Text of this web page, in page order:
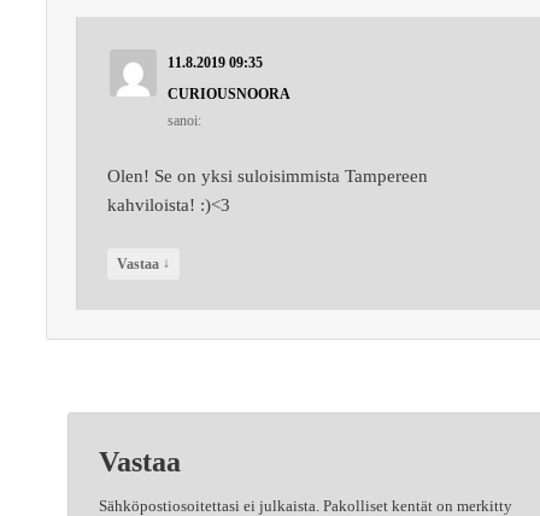
11.8.2019 09:35
CURIOUSNOORA
sanoi:
Olen! Se on yksi suloisimmista Tampereen
kahviloista! :)<3
Vastaa ↓
Vastaa
Sähköpostiosoitettasi ei julkaista. Pakolliset kentät on merkitty